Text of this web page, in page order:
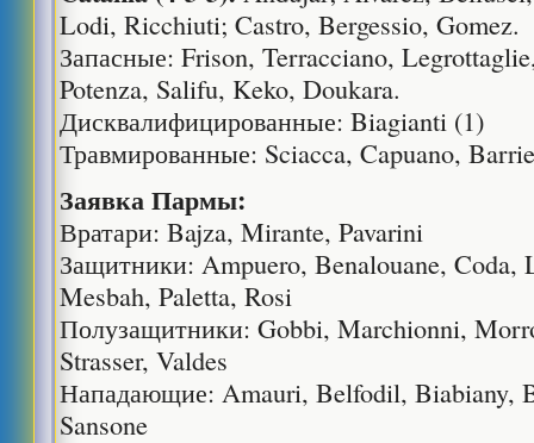
Lodi, Ricchiuti; Castro, Bergessio, Gomez.
Запасные: Frison, Terracciano,
Potenza, Salifu, Keko, Doukara.
Дисквалифицированные: Biagianti (1)
Травмированные: Sciacca, Capuano,
Заявка Пармы:
Вратари: Bajza, Mirante, Pavarini
Защитники: Ampuero, Benalouane, Coda,
Mesbah, Paletta, Rosi
Полузащитники: Gobbi, Marchionni,
Strasser, Valdes
Нападающие: Amauri, Belfodil, Biabiany,
Sansone